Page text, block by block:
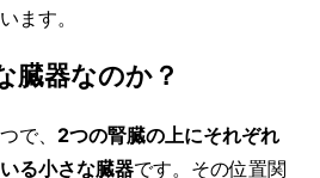
ます。
臓器なのか？
で、 2つの腎臓の上にそれぞれ
る小さな臓器です。その位置関